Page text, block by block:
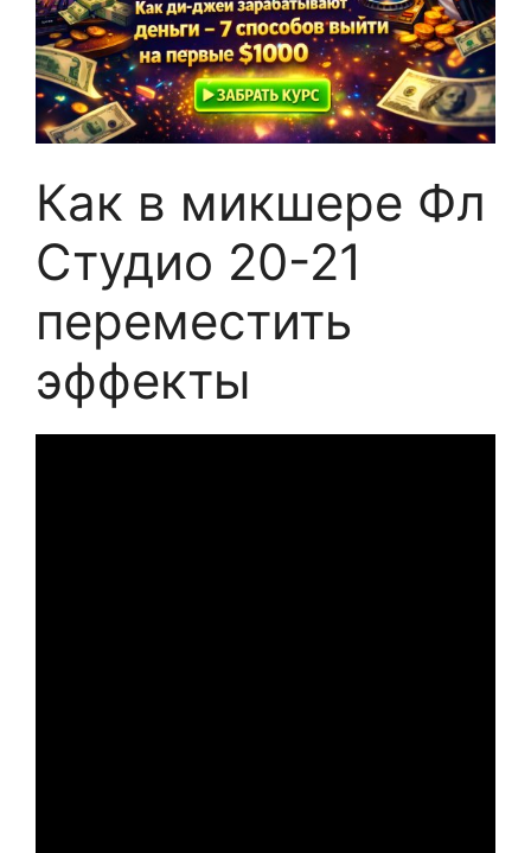
Как в микшере Фл
Студио 20-21
переместить
эффекты